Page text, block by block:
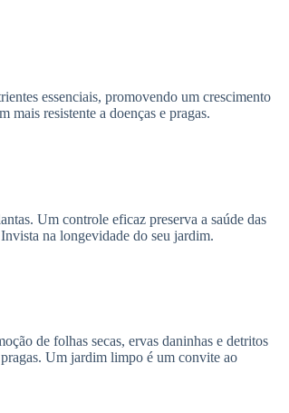
essenciais, promovendo um crescimento
resistente a doenças e pragas.
Um controle eficaz preserva a saúde das
na longevidade do seu jardim.
de folhas secas, ervas daninhas e detritos
Um jardim limpo é um convite ao